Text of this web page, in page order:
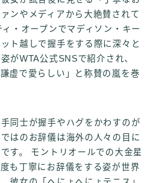
ンやメディアから大絶賛されて
・オープンでマディソン・キー
ト越しで握手をする際に深々と
がWTA公式SNSで紹介され、
虚で愛らしい」と称賛の嵐を巻
同士が握手やハグをかわすのが
はのお辞儀は海外の人々の目に
す。 モントリオールでの大金星
も丁寧にお辞儀をする姿が世界